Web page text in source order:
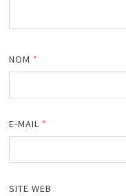
NOM *
E-MAIL *
SITE WEB